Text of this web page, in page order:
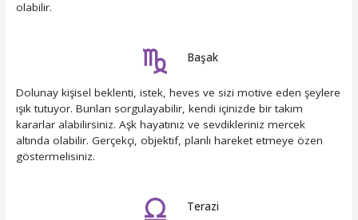
olabilir.
Başak
Dolunay kişisel beklenti, istek, heves ve sizi motive eden şeylere
ışık tutuyor. Bunları sorgulayabilir, kendi içinizde bir takım
kararlar alabilirsiniz. Aşk hayatınız ve sevdikleriniz mercek
altında olabilir. Gerçekçi, objektif, planlı hareket etmeye özen
göstermelisiniz.
Terazi